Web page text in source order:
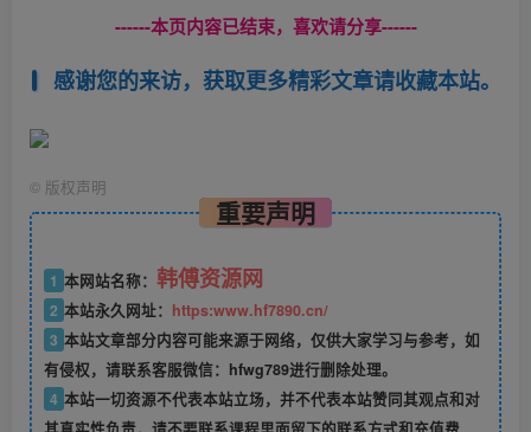
------本页内容已结束，喜欢请分享------
感谢您的来访，获取更多精彩文章请收藏本站。
© 版权声明
重要声明
1 本网站名称： 韩傅资源网
2 本站永久网址： https:www.hf7890.cn/
3 本站文章部分内容可能来源于网络，仅供大家学习与参考，如
有侵权，请联系客服微信：hfwg789进行删除处理。
4 本站一切资源不代表本站立场，并不代表本站赞同其观点和对